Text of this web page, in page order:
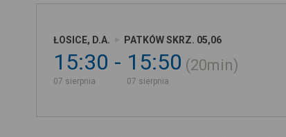
ŁOSICE, D.A. PATKÓW SKRZ. 05,06
15:30
07 sierpnia
15:50
07 sierpnia
20min